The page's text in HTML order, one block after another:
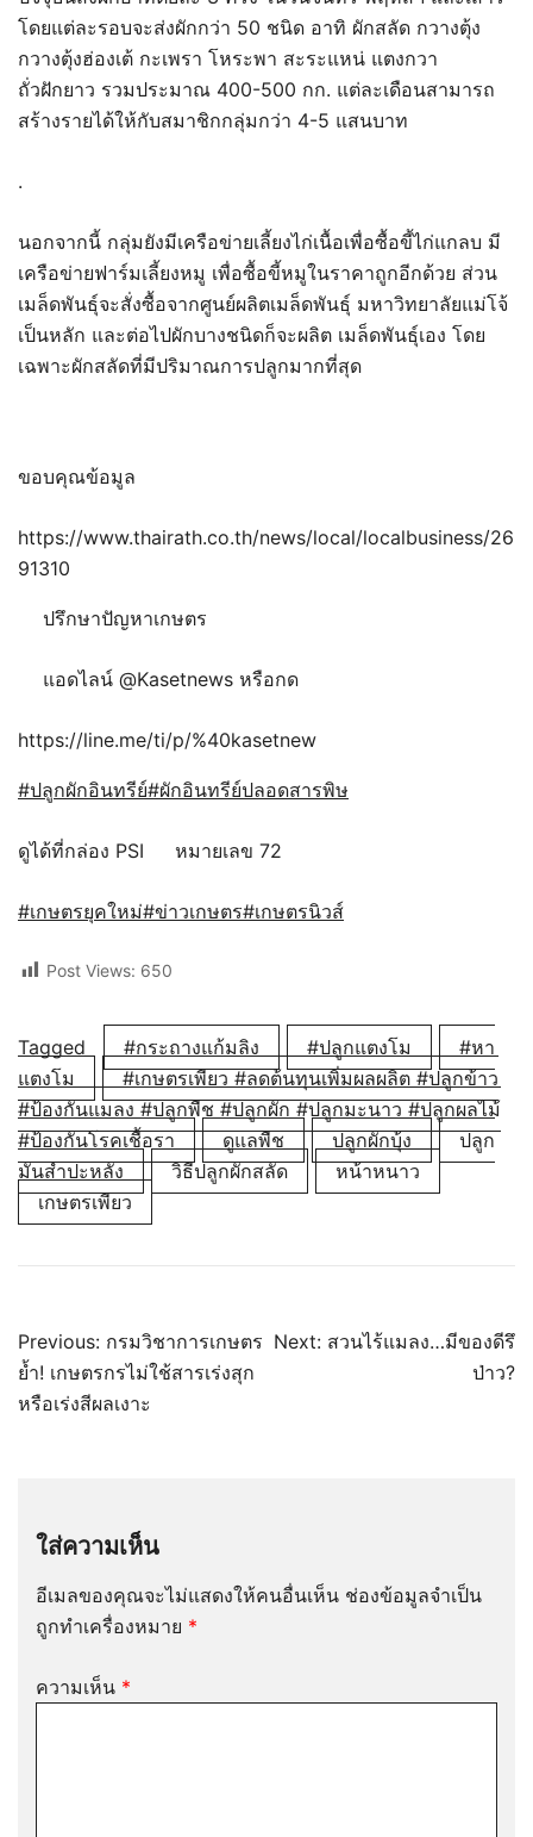
โดยแต่ละรอบจะส่งผักกว่า 50 ชนิด อาทิ ผักสลัด กวางตุ้ง
กวางตุ้งฮ่องเต้ กะเพรา โหระพา สะระแหน่ แตงกวา
ถั่วฝักยาว รวมประมาณ 400-500 กก. แต่ละเดือนสามารถ
สร้างรายได้ให้กับสมาชิกกลุ่มกว่า 4-5 แสนบาท
.
นอกจากนี้ กลุ่มยังมีเครือข่ายเลี้ยงไก่เนื้อเพื่อซื้อขี้ไก่แกลบ มี
เครือข่ายฟาร์มเลี้ยงหมู เพื่อซื้อขี้หมูในราคาถูกอีกด้วย ส่วน
เมล็ดพันธุ์จะสั่งซื้อจากศูนย์ผลิตเมล็ดพันธุ์ มหาวิทยาลัยแม่โจ้
เป็นหลัก และต่อไปผักบางชนิดก็จะผลิต เมล็ดพันธุ์เอง โดย
เฉพาะผักสลัดที่มีปริมาณการปลูกมากที่สุด
ขอบคุณข้อมูล
https://www.thairath.co.th/news/local/localbusiness/26
91310
ปรึกษาปัญหาเกษตร
แอดไลน์ @Kasetnews หรือกด
https://line.me/ti/p/%40kasetnew
#ปลูกผักอินทรีย์#ผักอินทรีย์ปลอดสารพิษ
ดูได้ที่กล่อง PSI หมายเลข 72
#เกษตรยุคใหม่#ข่าวเกษตร#เกษตรนิวส์
Post Views: 650
Tagged #กระถางแก้มลิง #ปลูกแตงโม
#หา
แตงโม
#เกษตรเพียว #ลดต้นทุนเพิ่มผลผลิต #ปลูกข้าว
#ป้องกันแมลง #ปลูกพืช #ปลูกผัก #ปลูกมะนาว #ปลูกผลไม้
#ป้องกันโรคเชื้อรา
ดูแลพืช ปลูกผักบุ้ง
ปลูก
มันสำปะหลัง
วิธีปลูกผักสลัด
หน้าหนาว
เกษตรเพียว
แนะแนว
เรื่อง
Previous: กรมวิชาการเกษตร
ย้ำ! เกษตรกรไม่ใช้สารเร่งสุก
หรือเร่งสีผลเงาะ
Next: สวนไร้แมลง…มีของดีรึ
ป่าว?
ใส่ความเห็น
อีเมลของคุณจะไม่แสดงให้คนอื่นเห็น ช่องข้อมูลจำเป็น
ถูกทำเครื่องหมาย *
ความเห็น *